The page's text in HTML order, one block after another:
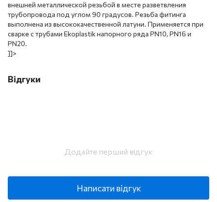
внешней металлической резьбой в месте разветвления
трубопровода под углом 90 градусов. Резьба фитинга
выполнена из высококачественной латуни. Применяется при
сварке с трубами Ekoplastik напорного ряда PN10, PN16 и
PN20.
]]>
Відгуки
Додайте перший відгук
Написати відгук